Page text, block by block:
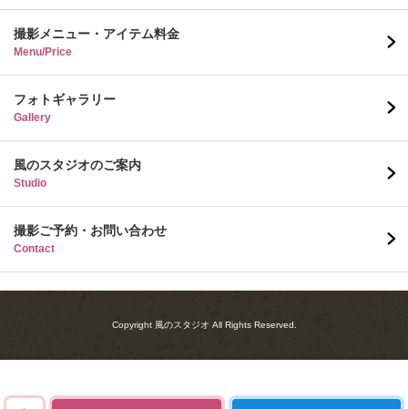
撮影メニュー・アイテム料金
Menu/Price
フォトギャラリー
Gallery
風のスタジオのご案内
Studio
撮影ご予約・お問い合わせ
Contact
Copyright 風のスタジオ All Rights Reserved.